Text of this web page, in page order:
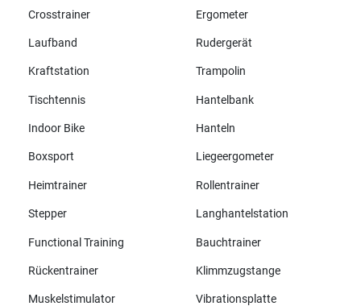
Crosstrainer
Ergometer
Laufband Rudergerät
Kraftstation Trampolin
Tischtennis Hantelbank
Indoor Bike Hanteln
Boxsport Liegeergometer
Heimtrainer Rollentrainer
Stepper Langhantelstation
Functional Training Bauchtrainer
Rückentrainer Klimmzugstange
Muskelstimulator Vibrationsplatte